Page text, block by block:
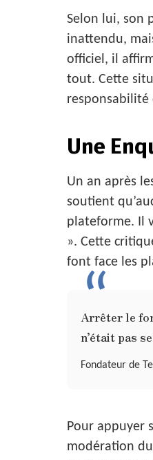
Selon lui, son
inattendu,
officiel, il
tout. Cette
responsabilité
Une
Un an après
soutient
plateforme. Il
». Cette
font face les
Arrêter le
n’était pas
Fondateur de
Pour appuyer
modération